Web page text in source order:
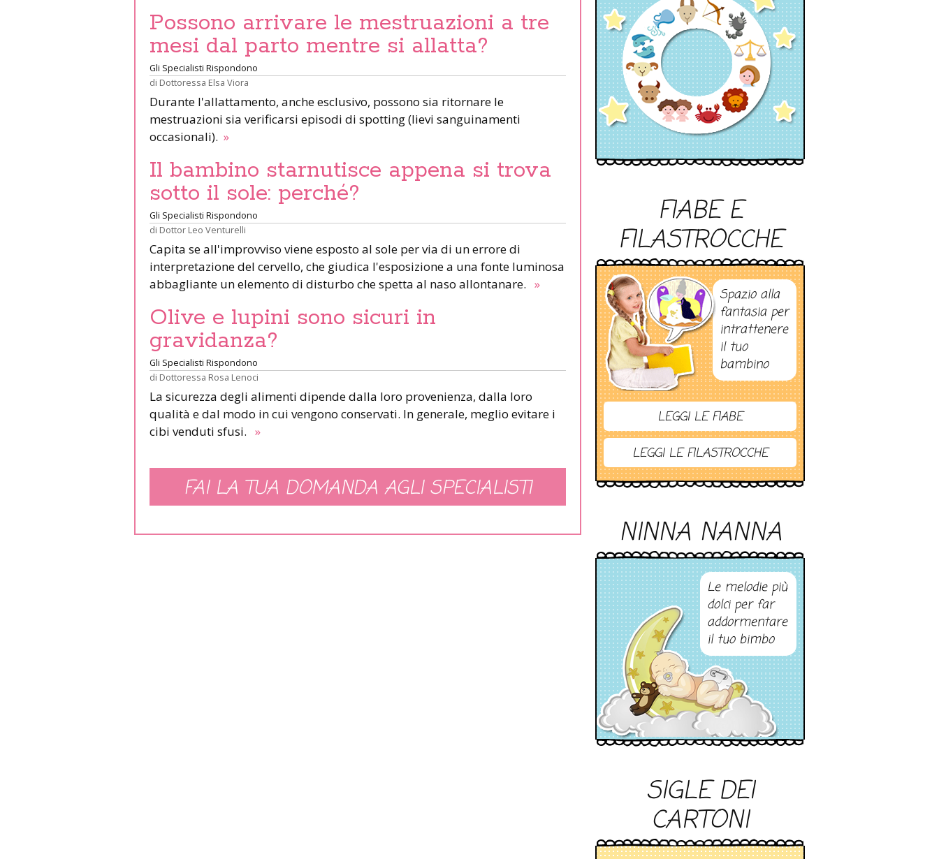
Possono arrivare le mestruazioni a tre
mesi dal parto mentre si allatta?
Gli Specialisti Rispondono
di Dottoressa Elsa Viora
Durante l'allattamento, anche esclusivo, possono sia ritornare le
mestruazioni sia verificarsi episodi di spotting (lievi sanguinamenti
occasionali). »
Il bambino starnutisce appena si trova
sotto il sole: perché?
Gli Specialisti Rispondono
di Dottor Leo Venturelli
Capita se all'improvviso viene esposto al sole per via di un errore di
interpretazione del cervello, che giudica l'esposizione a una fonte luminosa
abbagliante un elemento di disturbo che spetta al naso allontanare. »
Olive e lupini sono sicuri in
gravidanza?
Gli Specialisti Rispondono
di Dottoressa Rosa Lenoci
La sicurezza degli alimenti dipende dalla loro provenienza, dalla loro
qualità e dal modo in cui vengono conservati. In generale, meglio evitare i
cibi venduti sfusi. »
FAI LA TUA DOMANDA AGLI SPECIALISTI
FIABE E
FILASTROCCHE
Spazio alla
fantasia per
intrattenere
il tuo
bambino
LEGGI LE FIABE
LEGGI LE FILASTROCCHE
NINNA NANNA
Le melodie più
dolci per far
addormentare
il tuo bimbo
SIGLE DEI
CARTONI